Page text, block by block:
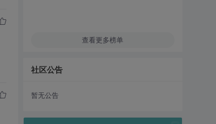
查看更多榜单
社区公告
暂无公告